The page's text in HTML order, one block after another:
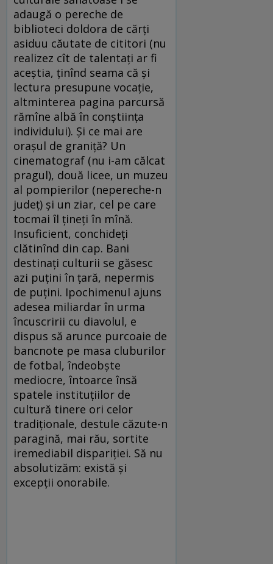
adaugă o pereche de
biblioteci doldora de cărți
asiduu căutate de cititori (nu
realizez cît de talentați ar fi
aceștia, ținînd seama că și
lectura presupune vocație,
altminterea pagina parcursă
rămîne albă în conștiința
individului). Și ce mai are
orașul de graniță? Un
cinematograf (nu i-am călcat
pragul), două licee, un muzeu
al pompierilor (nepereche-n
județ) și un ziar, cel pe care
tocmai îl țineți în mînă.
Insuficient, conchideți
clătinînd din cap. Bani
destinați culturii se găsesc
azi puțini în țară, nepermis
de puțini. Ipochimenul ajuns
adesea miliardar în urma
încuscririi cu diavolul, e
dispus să arunce purcoaie de
bancnote pe masa cluburilor
de fotbal, îndeobște
mediocre, întoarce însă
spatele instituțiilor de
cultură tinere ori celor
tradiționale, destule căzute-n
paragină, mai rău, sortite
iremediabil dispariției. Să nu
absolutizăm: există și
excepții onorabile.